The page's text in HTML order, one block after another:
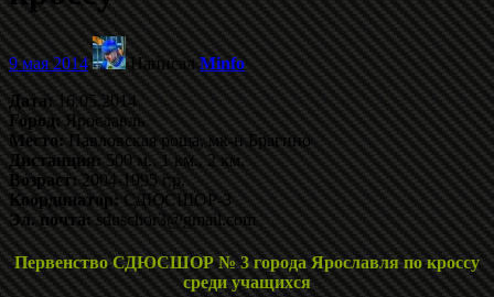
9 мая 2014 НаписалMinfo
Дата:16.05.2014
Город:Ярославль
Место:Павловская роща, мк-н Брагино
Дистанция:500 м., 1 км., 2 км.
Возраст:2004-1995 г.р.
Координатор:СДЮСШОР-3
Эл. почта:sduschor3@gmail.com
Первенство СДЮСШОР № 3 города Ярославля по кроссу
среди учащихся